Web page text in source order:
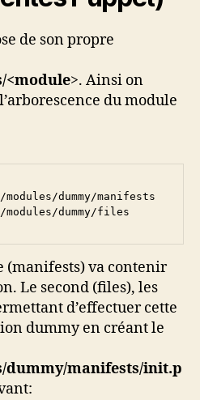
de son propre
<module>. Ainsi on
du module
dummy/manifests
dummy/files
va contenir
Le second (files), les
d’effectuer cette
dummy en créant le
dummy/manifests/init.p